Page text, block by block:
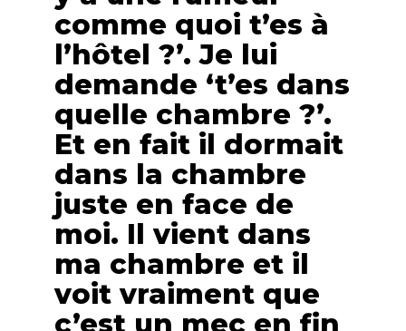
comme quoi t’es à
l’hôtel ?’. Je lui
demande ‘t’es dans
quelle chambre ?’.
Et en fait il dormait
dans la chambre
juste en face de
moi. Il vient dans
ma chambre et il
voit vraiment que
c’est un mec en fin